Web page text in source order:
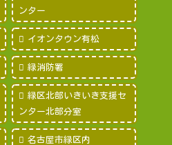
ンター
イオンタウン有松
緑消防署
緑区北部いきいき支援セ
ンター北部分室
名古屋市緑区内